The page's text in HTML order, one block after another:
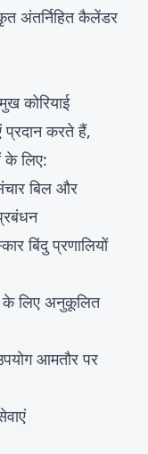
अंतर्निहित कैलेंडर
कोरियाई
करते हैं,
के लिए:
बिल और
बिंदु प्रणालियों
के लिए अनुकूलित
आमतौर पर